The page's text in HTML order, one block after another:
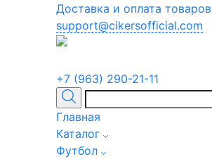
Доставка и оплата товаров
support@cikersofficial.com
+7 (963) 290-21-11
Главная
Каталог
Футбол